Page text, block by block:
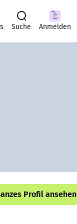
Suche Anmelden
Profil ansehen